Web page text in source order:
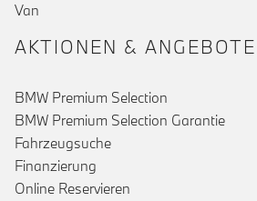
Van
AKTIONEN & ANGEBOTE
BMW Premium Selection
BMW Premium Selection Garantie
Fahrzeugsuche
Finanzierung
Online Reservieren